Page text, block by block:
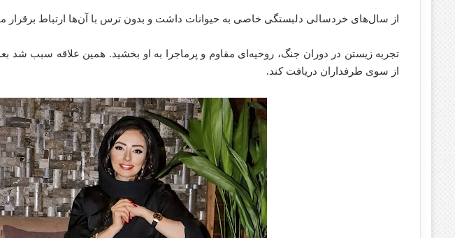
از سال‌های خردسالی دلبستگی خاصی به حیوانات داشت و بدون ترس با آن‌ها ارتباط برقرار
تجربه زیستن در دوران جنگ، روحیه‌ای مقاوم و پرماجرا به او بخشید. همین علاقه سبب شد
از سوی طرفداران دریافت کند.